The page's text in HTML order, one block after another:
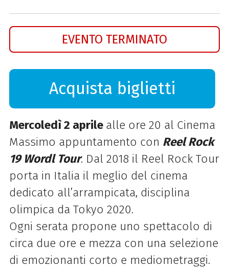
EVENTO TERMINATO
Acquista biglietti
Mercoledì 2 aprile alle ore 20 al Cinema
Massimo appuntamento con Reel Rock
19 Wordl Tour. Dal 2018 il Reel Rock Tour
porta in Italia il meglio del cinema
dedicato all’arrampicata, disciplina
olimpica da Tokyo 2020.
Ogni serata propone uno spettacolo di
circa due ore e mezza con una selezione
di emozionanti corto e mediometraggi.